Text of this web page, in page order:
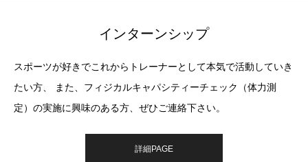
インターンシップ
スポーツが好きでこれからトレーナーとして本気で活動していき
たい方、 また、フィジカルキャパシティーチェック（体力測
定）の実施に興味のある方、ぜひご連絡下さい。
詳細PAGE